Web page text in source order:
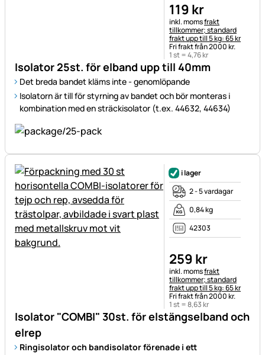
Isolator 25st. för elband upp till 40mm
Det breda bandet kläms inte - genomlöpande
Isolatorn är till för styrning av bandet och bör monteras i
kombination med en sträckisolator (t.ex. 44632, 44634)
119 kr
Skatteinformation:
inkl. momsfrakt
tillkommer; standard
frakt upp till 5 kg: 65 kr
Fri frakt från 2000 kr.
1 st =4,76kr
Isolator "COMBI" 30st. för elstängselband och
elrep
Ringisolator och bandisolator förenade i ett
i lager
2 - 5 vardagar
0,84 kg
42303
259 kr
Skatteinformation:
inkl. momsfrakt
tillkommer; standard
frakt upp till 5 kg: 65 kr
Fri frakt från 2000 kr.
1 st =8,63kr